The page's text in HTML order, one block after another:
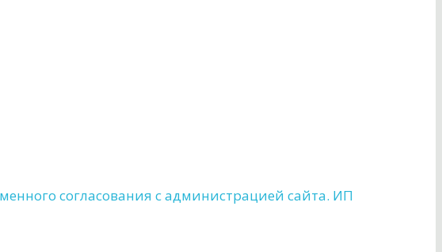
согласования с администрацией сайта. ИП